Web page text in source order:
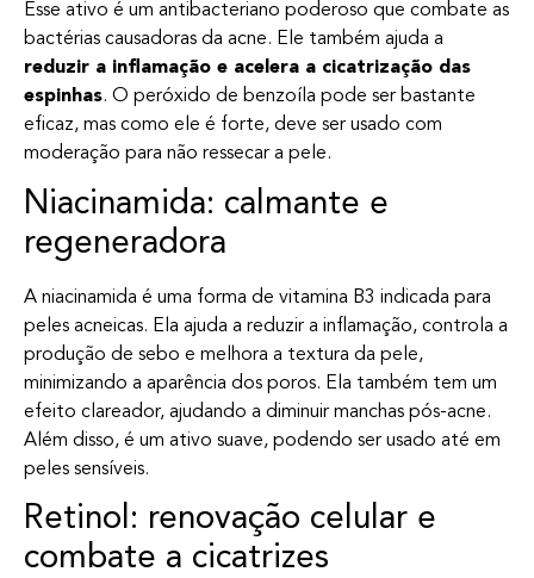
Esse ativo é um antibacteriano poderoso que combate as
bactérias causadoras da acne. Ele também ajuda a
reduzir a inflamação e acelera a cicatrização das
espinhas. O peróxido de benzoíla pode ser bastante
eficaz, mas como ele é forte, deve ser usado com
moderação para não ressecar a pele.
Niacinamida: calmante e
regeneradora
A niacinamida é uma forma de vitamina B3 indicada para
peles acneicas. Ela ajuda a reduzir a inflamação, controla a
produção de sebo e melhora a textura da pele,
minimizando a aparência dos poros. Ela também tem um
efeito clareador, ajudando a diminuir manchas pós-acne.
Além disso, é um ativo suave, podendo ser usado até em
peles sensíveis.
Retinol: renovação celular e
combate a cicatrizes